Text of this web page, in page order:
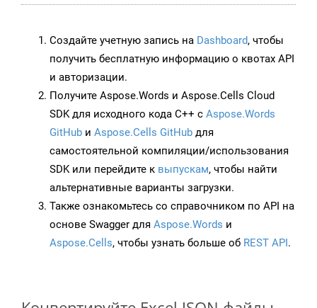
Создайте учетную запись на Dashboard, чтобы
получить бесплатную информацию о квотах API
и авторизации.
Получите Aspose.Words и Aspose.Cells Cloud
SDK для исходного кода C++ с Aspose.Words
GitHub и Aspose.Cells GitHub для
самостоятельной компиляции/использования
SDK или перейдите к выпускам, чтобы найти
альтернативные варианты загрузки.
Также ознакомьтесь со справочником по API на
основе Swagger для Aspose.Words и
Aspose.Cells, чтобы узнать больше об REST API.